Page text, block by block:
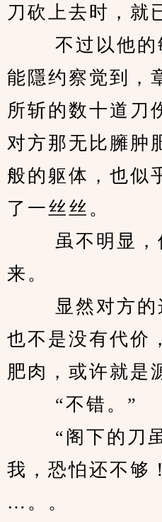
刀砍上去时，就
不过以他的
能隱约察觉到，
所斩的数十道刀
对方那无比臃肿
般的躯体，也似
了一丝丝。
虽不明显，
来。
显然对方的这
也不是没有代价
肥肉，或许就是
“不错。”
“阁下的刀虽
我，恐怕还不够
…。。